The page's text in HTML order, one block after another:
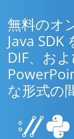
無料のオ
Java SDK
DIF、お
な形式の